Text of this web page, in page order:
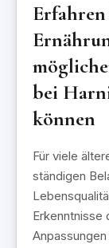
bei
können
Für viele
ständigen
Erkenntnisse